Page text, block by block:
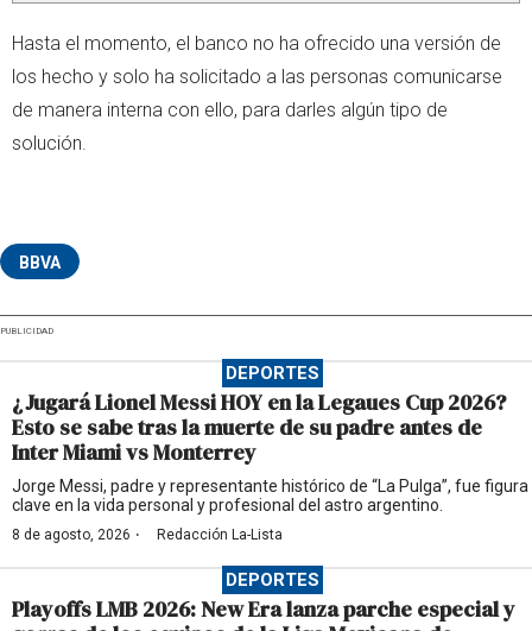
Hasta el momento, el banco no ha ofrecido una versión de
los hecho y solo ha solicitado a las personas comunicarse
de manera interna con ello, para darles algún tipo de
solución.
BBVA
PUBLICIDAD
DEPORTES
¿Jugará Lionel Messi HOY en la Legaues Cup 2026?
Esto se sabe tras la muerte de su padre antes de
Inter Miami vs Monterrey
Jorge Messi, padre y representante histórico de “La Pulga”, fue figura
clave en la vida personal y profesional del astro argentino.
8 de agosto, 2026 · Redacción La-Lista
DEPORTES
Playoffs LMB 2026: New Era lanza parche especial y